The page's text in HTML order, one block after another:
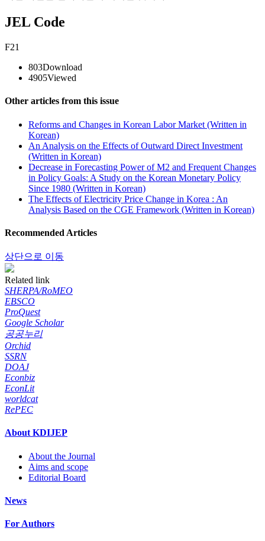
JEL Code
F21
803Download
4905Viewed
Other articles from this issue
Reforms and Changes in Korean Labor Market (Written in
Korean)
An Analysis on the Effects of Outward Direct Investment
(Written in Korean)
Decrease in Forecasting Power of M2 and Frequent Changes
in Policy Goals: A Study on the Korean Monetary Policy
Since 1980 (Written in Korean)
The Effects of Electricity Price Change in Korea : An
Analysis Based on the CGE Framework (Written in Korean)
Recommended Articles
상단으로 이동
Related link
SHERPA/RoMEO
EBSCO
ProQuest
Google Scholar
공공누리
Orchid
SSRN
DOAJ
Econbiz
EconLit
worldcat
RePEC
About KDIJEP
About the Journal
Aims and scope
Editorial Board
News
For Authors